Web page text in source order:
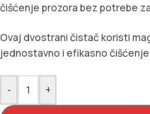
čišćenje prozora bez potrebe
Ovaj dvostrani čistač koristi
jednostavno i efikasno
- +